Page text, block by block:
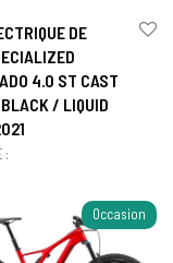
DE
4.0 ST CAST
/ LIQUID
:
Occasion